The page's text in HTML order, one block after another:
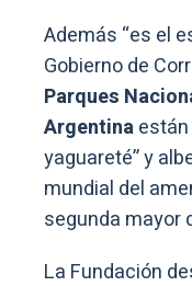
Además “es el
Gobierno de
Parques
Argentina
yaguareté” y
mundial del
segunda mayor
La Fundación